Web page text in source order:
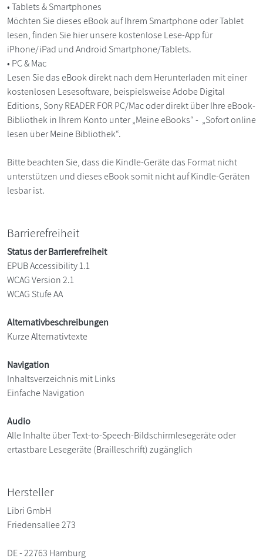
• Tablets & Smartphones
Möchten Sie dieses eBook auf Ihrem Smartphone oder Tablet
lesen, finden Sie hier unsere kostenlose Lese-App für
iPhone/iPad und Android Smartphone/Tablets.
• PC & Mac
Lesen Sie das eBook direkt nach dem Herunterladen mit einer
kostenlosen Lesesoftware, beispielsweise Adobe Digital
Editions, Sony READER FOR PC/Mac oder direkt über Ihre eBook-
Bibliothek in Ihrem Konto unter „Meine eBooks“ - „Sofort online
lesen über Meine Bibliothek“.
Bitte beachten Sie, dass die Kindle-Geräte das Format nicht
unterstützen und dieses eBook somit nicht auf Kindle-Geräten
lesbar ist.
Barrierefreiheit
Status der Barrierefreiheit
EPUB Accessibility 1.1
WCAG Version 2.1
WCAG Stufe AA
Alternativbeschreibungen
Kurze Alternativtexte
Navigation
Inhaltsverzeichnis mit Links
Einfache Navigation
Audio
Alle Inhalte über Text-to-Speech-Bildschirmlesegeräte oder
ertastbare Lesegeräte (Brailleschrift) zugänglich
Hersteller
Libri GmbH
Friedensallee 273
DE - 22763 Hamburg